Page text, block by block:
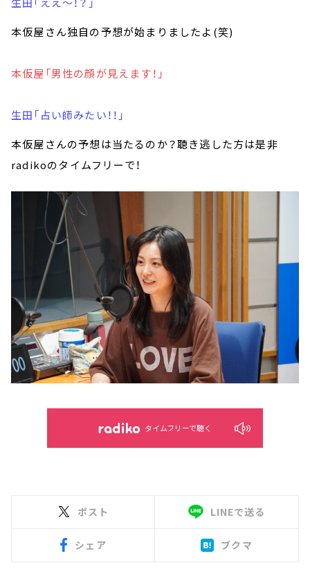
本仮屋さん独自の予想が始まりましたよ(笑)
本仮屋「男性の顔が見えます！」
生田「占い師みたい！！」
本仮屋さんの予想は当たるのか？聴き逃した方は是非
radikoのタイムフリーで！
タイムフリーで聴く
ポスト LINEで送る
シェア ブクマ